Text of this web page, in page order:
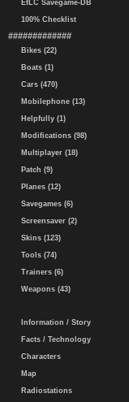
EfLC Savegame-DB
100% Checklist
#############
Bikes (22)
Boats (1)
Cars (470)
Mobilephone (13)
Helpfully (1)
Modifications (98)
Multiplayer (18)
Patch (9)
Planes (12)
Savegames (6)
Screensaver (2)
Skins (123)
Tools (74)
Trainers (6)
Weapons (43)
Information / Story
Facts / Technology
Characters
Map
Radiostations